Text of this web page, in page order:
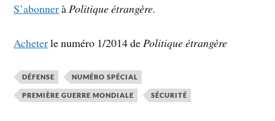
S’abonnerà Politique étrangère.
Acheterle numéro 1/2014 dePolitique étrangère
DÉFENSE NUMÉRO SPÉCIAL
PREMIÈRE GUERRE MONDIALE SÉCURITÉ